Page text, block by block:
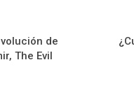
de
The Evil